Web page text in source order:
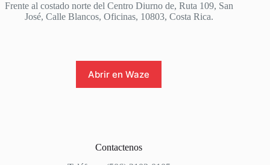
Frente al costado norte del Centro Diurno de, Ruta 109, San
José, Calle Blancos, Oficinas, 10803, Costa Rica.
Abrir en Waze
Contactenos